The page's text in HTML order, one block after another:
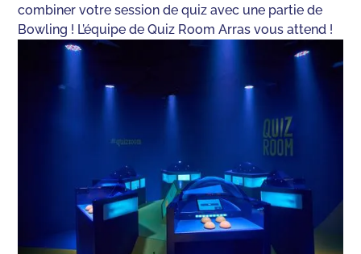
combiner votre session de quiz avec une partie de
Bowling ! L’équipe de Quiz Room Arras vous attend !